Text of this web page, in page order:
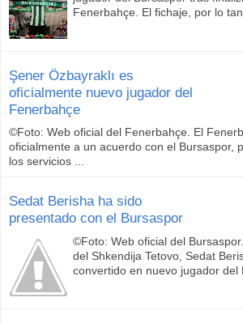
Fenerbahçe. El fichaje, por lo
Şener Özbayraklı es
oficialmente nuevo jugador del
Fenerbahçe
©Foto: Web oficial del Fenerbahçe. El
oficialmente a un acuerdo con el Bursaspor,
los servicios ...
Sedat Berisha ha sido
presentado con el Bursaspor
©Foto: Web oficial del
del Shkendija Tetovo, Sedat
convertido en nuevo jugador del